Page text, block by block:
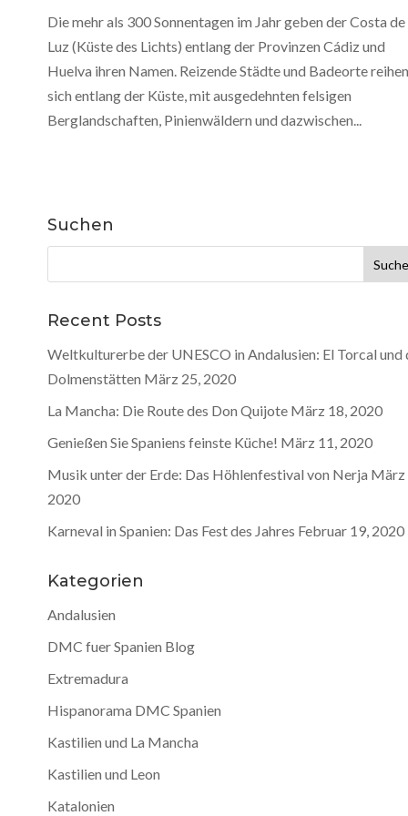
Die mehr als 300 Sonnentagen im Jahr geben der Costa de
Luz (Küste des Lichts) entlang der Provinzen Cádiz und
Huelva ihren Namen. Reizende Städte und Badeorte reihen
sich entlang der Küste, mit ausgedehnten felsigen
Berglandschaften, Pinienwäldern und dazwischen...
Suchen
nach:
Recent Posts
Weltkulturerbe der UNESCO in Andalusien: El Torcal und
Dolmenstätten März 25, 2020
La Mancha: Die Route des Don Quijote März 18, 2020
Genießen Sie Spaniens feinste Küche! März 11, 2020
Musik unter der Erde: Das Höhlenfestival von Nerja März
2020
Karneval in Spanien: Das Fest des Jahres Februar 19, 2020
Kategorien
Andalusien
DMC fuer Spanien Blog
Extremadura
Hispanorama DMC Spanien
Kastilien und La Mancha
Kastilien und Leon
Katalonien